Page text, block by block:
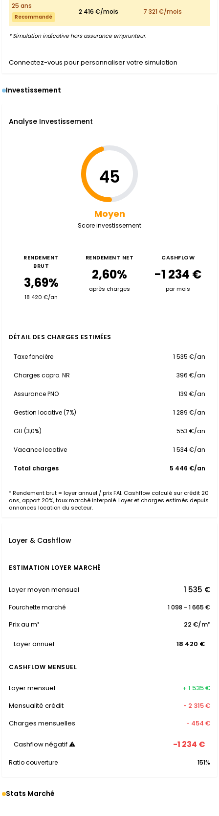
25 ans
Recommandé
2 416 €/mois 7 321 €/mois
* Simulation indicative hors assurance emprunteur.
Connectez-vous pour personnaliser votre simulation
Investissement
Analyse Investissement
45
Moyen
Score investissement
RENDEMENT
BRUT
3,69%
18 420 €/an
RENDEMENT NET
2,60%
après charges
CASHFLOW
-1 234 €
par mois
DÉTAIL DES CHARGES ESTIMÉES
Taxe foncière 1 535 €/an
Charges copro. NR 396 €/an
Assurance PNO 139 €/an
Gestion locative (7%) 1 289 €/an
GLI (3,0%) 553 €/an
Vacance locative 1 534 €/an
Total charges 5 446 €/an
* Rendement brut = loyer annuel / prix FAI. Cashflow calculé sur crédit 20
ans, apport 20%, taux marché interpolé. Loyer et charges estimés depuis
annonces location du secteur.
Loyer & Cashflow
ESTIMATION LOYER MARCHÉ
Loyer moyen mensuel 1 535 €
Fourchette marché 1 098 - 1 665 €
Prix au m² 22 €/m²
Loyer annuel 18 420 €
CASHFLOW MENSUEL
Loyer mensuel
+ 1 535 €
Mensualité crédit
- 2 315 €
Charges mensuelles
- 454 €
Cashflow négatif ⚠ -1 234 €
Ratio couverture 151%
Stats Marché